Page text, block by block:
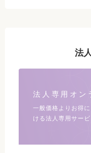
法
法人専用オン
一般価格よりお得
ける法人専用サービ